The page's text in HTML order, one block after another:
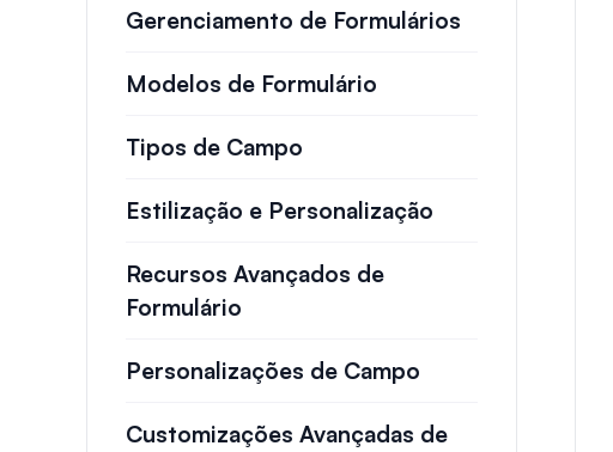
Gerenciamento de Formulários
Modelos de Formulário
Tipos de Campo
Estilização e Personalização
Recursos Avançados de
Formulário
Personalizações de Campo
Customizações Avançadas de